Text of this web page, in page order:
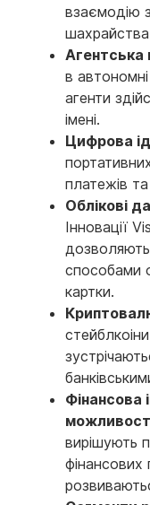
взаємодію
шахрайства
Агентська
в
агенти
імені.
Цифрова
платежів
Облікові
Інновації
способами
картки.
Фінансова
вирішують